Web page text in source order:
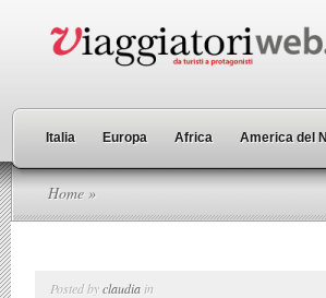
Italia Europa Africa America del
Home »
Posted byclaudia in